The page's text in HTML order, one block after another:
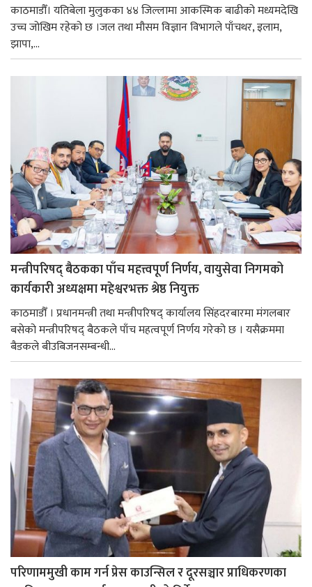
काठमाडौँ। यतिबेला मुलुकका ४४ जिल्लामा आकस्मिक बाढीको मध्यमदेखि
उच्च जोखिम रहेको छ ।जल तथा मौसम विज्ञान विभागले पाँचथर, इलाम,
झापा,...
मन्त्रीपरिषद् बैठकका पाँच महत्त्वपूर्ण निर्णय, वायुसेवा निगमको
कार्यकारी अध्यक्षमा महेश्वरभक्त श्रेष्ठ नियुक्त
काठमाडौँ । प्रधानमन्त्री तथा मन्त्रीपरिषद् कार्यालय सिंहदरबारमा मंगलबार
बसेको मन्त्रीपरिषद् बैठकले पाँच महत्वपूर्ण निर्णय गरेको छ । यसैक्रममा
बैडकले बीउबिजनसम्बन्धी...
परिणाममुखी काम गर्न प्रेस काउन्सिल र दूरसञ्चार प्राधिकरणका